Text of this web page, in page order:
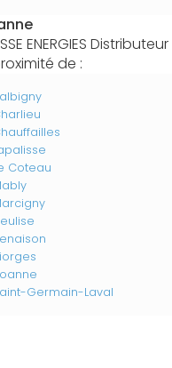
ENERGIES
de :
Coteau
Germain-Laval